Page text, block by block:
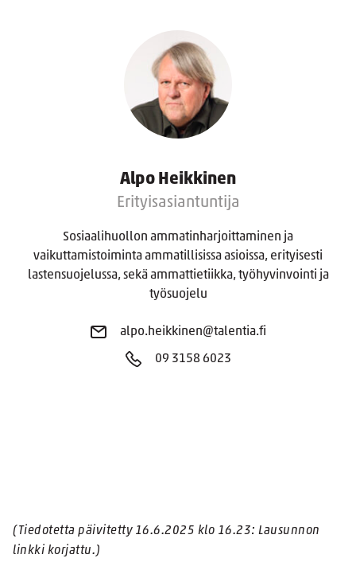
Alpo Heikkinen
Erityisasiantuntija
Sosiaalihuollon ammatinharjoittaminen ja
vaikuttamistoiminta ammatillisissa asioissa, erityisesti
lastensuojelussa, sekä ammattietiikka, työhyvinvointi ja
työsuojelu
alpo.heikkinen@talentia.fi
09 3158 6023
(Tiedotetta päivitetty 16.6.2025 klo 16.23: Lausunnon
linkki korjattu.)